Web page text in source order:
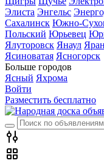
Элиста Энгельс
Сахалинск Южно-
Польский Юрьевец
Ялуторовск Янаул
Ясиноватая Ясногорск
Больше городов
Ясный Яхрома
Войти
Разместить бесплатно